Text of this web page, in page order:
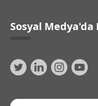
Sosyal Medya'da